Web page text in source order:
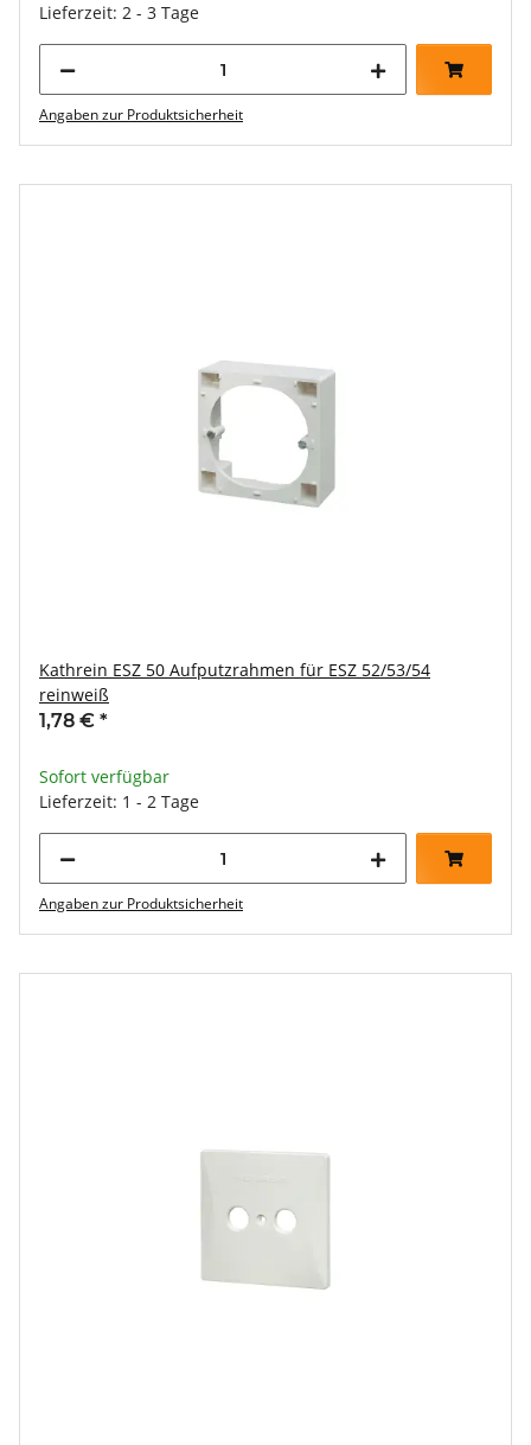
Lieferzeit: 2 - 3 Tage
Angaben zur Produktsicherheit
Kathrein ESZ 50 Aufputzrahmen für ESZ 52/53/54
reinweiß
1,78 € *
Sofort verfügbar
Lieferzeit: 1 - 2 Tage
Angaben zur Produktsicherheit